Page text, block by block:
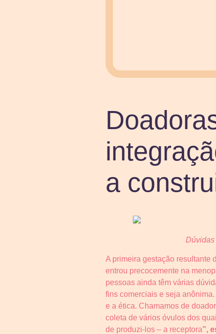
a
Dúvidas
A primeira gestação resultante
entrou precocemente na
pessoas ainda têm várias
fins comerciais e seja
e a ética. Chamamos de
coleta de vários óvulos dos
de produzi-los – a receptora”,